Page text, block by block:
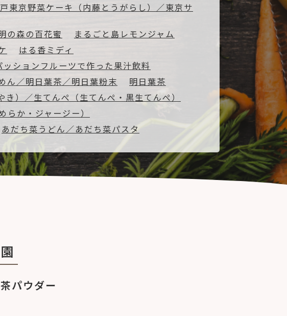
東京野菜ケーキ（内藤とうがらし）／東京サ
の森の百花蜜
まるごと島レモンジャム
はる香ミディ
ションフルーツで作った果汁飲料
ん／明日葉茶／明日葉粉末
明日葉茶
）／生てんぺ（生てんぺ・黒生てんぺ）
か・ジャージー）
あだち菜うどん／あだち菜パスタ
パウダー